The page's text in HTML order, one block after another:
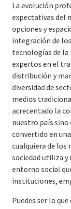
La evolución
expectativas del
opciones y
integración de
tecnologías de la
expertos en el
distribución y
diversidad de
medios
acrecentado la
nuestro país sino
convertido en
cualquiera de los
sociedad utiliza y
entorno social
instituciones,
Puedes ser lo que